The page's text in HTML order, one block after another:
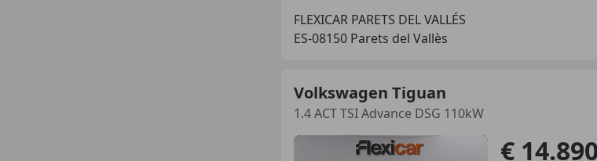
FLEXICAR PARETS DEL VALLÉS
ES-08150 Parets del Vallès
Volkswagen Tiguan
1.4 ACT TSI Advance DSG 110kW
€ 14.890